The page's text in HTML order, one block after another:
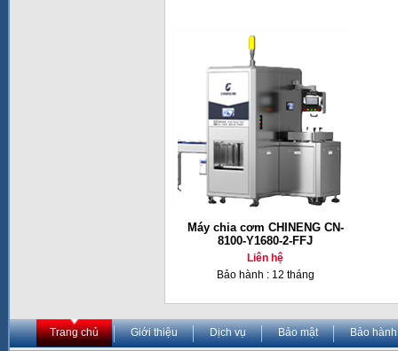
Máy chia cơm CHINENG CN-
8100-Y1680-2-FFJ
Liên hệ
Bảo hành : 12 tháng
Trang chủ Giới thiệu Dịch vụ Bảo mật Bảo hành